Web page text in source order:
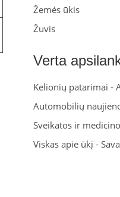
Žemės ūkis
Žuvis
Verta
Kelionių patarimai -
Automobilių
Sveikatos ir
Viskas apie ūkį -